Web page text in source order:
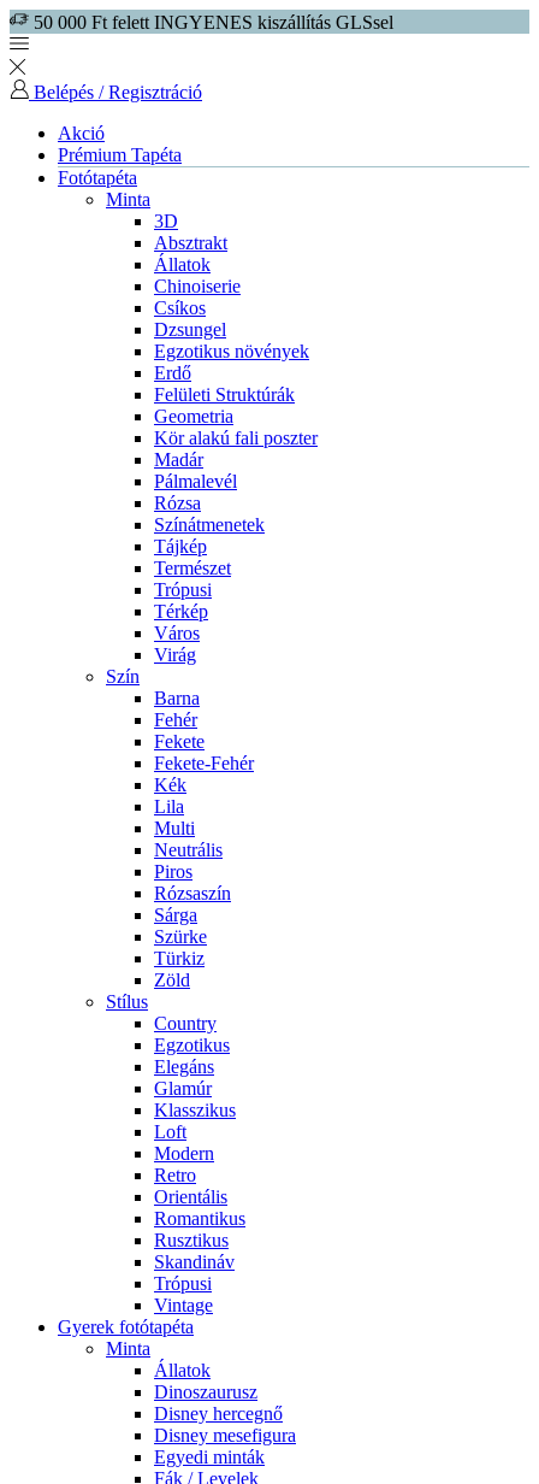
50 000 Ft felett INGYENES kiszállítás GLSsel
Belépés / Regisztráció
Akció
Prémium Tapéta
Fotótapéta
Minta
3D
Absztrakt
Állatok
Chinoiserie
Csíkos
Dzsungel
Egzotikus növények
Erdő
Felületi Struktúrák
Geometria
Kör alakú fali poszter
Madár
Pálmalevél
Rózsa
Színátmenetek
Tájkép
Természet
Trópusi
Térkép
Város
Virág
Szín
Barna
Fehér
Fekete
Fekete-Fehér
Kék
Lila
Multi
Neutrális
Piros
Rózsaszín
Sárga
Szürke
Türkiz
Zöld
Stílus
Country
Egzotikus
Elegáns
Glamúr
Klasszikus
Loft
Modern
Retro
Orientális
Romantikus
Rusztikus
Skandináv
Trópusi
Vintage
Gyerek fotótapéta
Minta
Állatok
Dinoszaurusz
Disney hercegnő
Disney mesefigura
Egyedi minták
Fák / Levelek